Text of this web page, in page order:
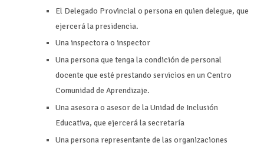
El Delegado Provincial o persona en quien delegue,que
ejercerá la presidencia.
Una inspectora o inspector
Una persona que tenga la condición de personal
docente que esté prestandoservicios en un Centro
Comunidad de Aprendizaje.
Una asesora o asesor de la Unidad de Inclusión
Educativa, que ejercerá la secretaría
Una persona representante de las organizaciones